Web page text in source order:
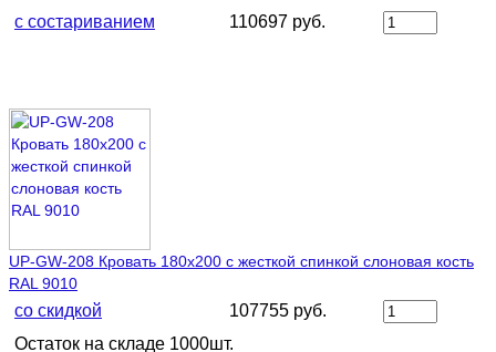
с состариванием
110697 руб.
UP-GW-208 Кровать 180х200 с жесткой спинкой слоновая кость
RAL 9010
со скидкой
107755 руб.
Остаток на складе 1000шт.